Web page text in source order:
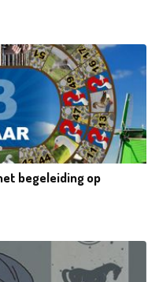
begeleiding op